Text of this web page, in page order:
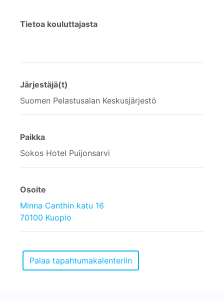
Tietoa kouluttajasta
Järjestäjä(t)
Suomen Pelastusalan Keskusjärjestö
Paikka
Sokos Hotel Puijonsarvi
Osoite
Minna Canthin katu 16
70100 Kuopio